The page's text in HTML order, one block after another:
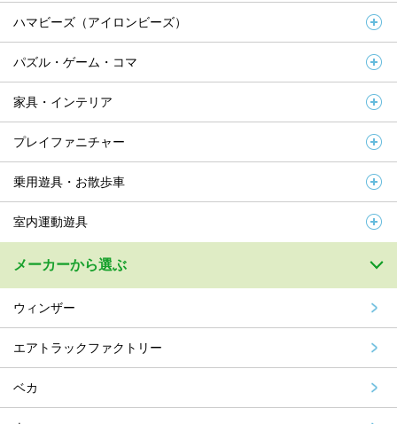
ハマビーズ（アイロンビーズ）
パズル・ゲーム・コマ
家具・インテリア
プレイファニチャー
乗用遊具・お散歩車
室内運動遊具
メーカーから選ぶ
ウィンザー
エアトラックファクトリー
ベカ